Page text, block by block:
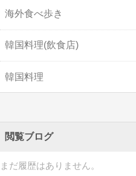
海外食べ歩き
韓国料理(飲食店)
韓国料理
閲覧ブログ
まだ履歴はありません。